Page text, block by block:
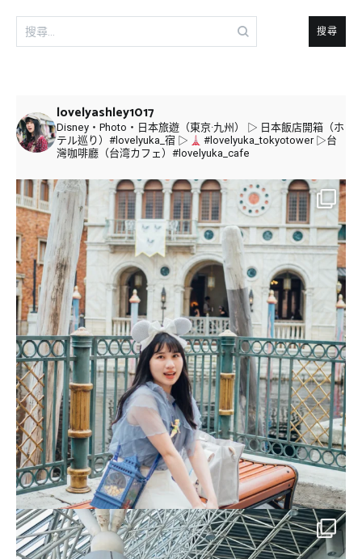
搜
尋
lovelyashley1017
Disney・Photo・日本旅遊（東京·九州）
▷ 日本飯店開箱（ホ
テル巡り）#lovelyuka_宿 ▷ #lovelyuka_tokyotower▷台
灣咖啡廳（台湾カフェ）#lovelyuka_cafe